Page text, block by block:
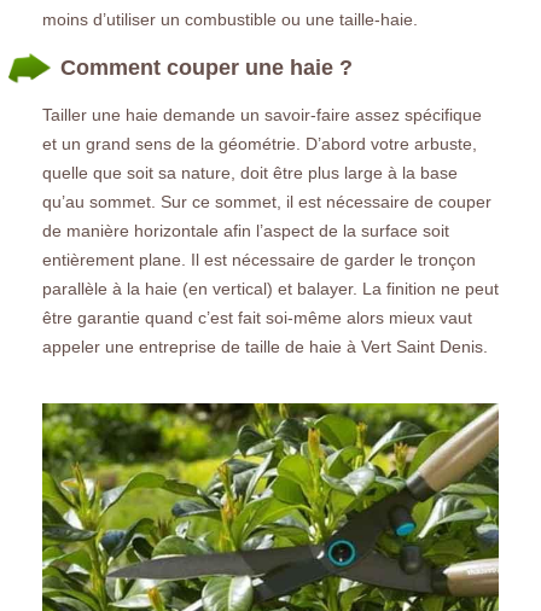
moins d’utiliser un combustible ou une taille-haie.
Comment couper une haie ?
Tailler une haie demande un savoir-faire assez spécifique
et un grand sens de la géométrie. D’abord votre arbuste,
quelle que soit sa nature, doit être plus large à la base
qu’au sommet. Sur ce sommet, il est nécessaire de couper
de manière horizontale afin l’aspect de la surface soit
entièrement plane. Il est nécessaire de garder le tronçon
parallèle à la haie (en vertical) et balayer. La finition ne peut
être garantie quand c’est fait soi-même alors mieux vaut
appeler une entreprise de taille de haie à Vert Saint Denis.